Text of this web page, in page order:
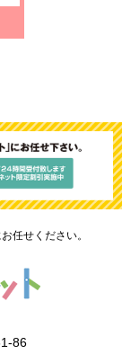
任せください。
86